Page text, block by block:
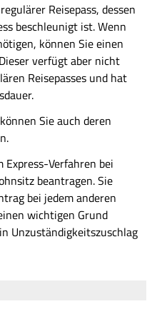
Reisepass, dessen
beschleunigt ist. Wenn
können Sie einen
verfügt aber nicht
Reisepasses und hat
Sie auch deren
Express-Verfahren bei
beantragen. Sie
bei jedem anderen
wichtigen Grund
Unzuständigkeitszuschlag